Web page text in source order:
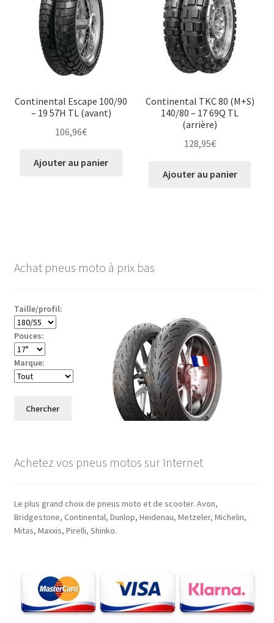
Continental Escape 100/90
– 19 57H TL (avant)
106,96€
Ajouter au panier
Continental TKC 80 (M+S)
140/80 – 17 69Q TL
(arrière)
128,95€
Ajouter au panier
Achat pneus moto à prix bas
Taille/profil:
Pouces:
Marque:
Chercher
Achetez vos pneus motos sur Internet
Le plus grand choix de pneus moto et de scooter. Avon,
Bridgestone, Continental, Dunlop, Heidenau, Metzeler, Michelin,
Mitas, Maxxis, Pirelli, Shinko.